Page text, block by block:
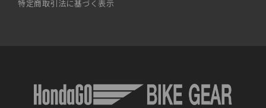
特定商取引法に基づく表示